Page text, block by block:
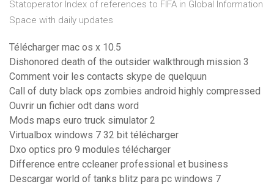
Statoperator Index of references to FIFA in Global Information
Space with daily updates
Télécharger mac os x 10.5
Dishonored death of the outsider walkthrough mission 3
Comment voir les contacts skype de quelquun
Call of duty black ops zombies android highly compressed
Ouvrir un fichier odt dans word
Mods maps euro truck simulator 2
Virtualbox windows 7 32 bit télécharger
Dxo optics pro 9 modules télécharger
Difference entre ccleaner professional et business
Descargar world of tanks blitz para pc windows 7